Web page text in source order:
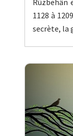
Rûzbehân
1128 à
secrète, la